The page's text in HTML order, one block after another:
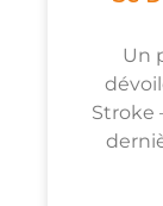
Un
Stroke